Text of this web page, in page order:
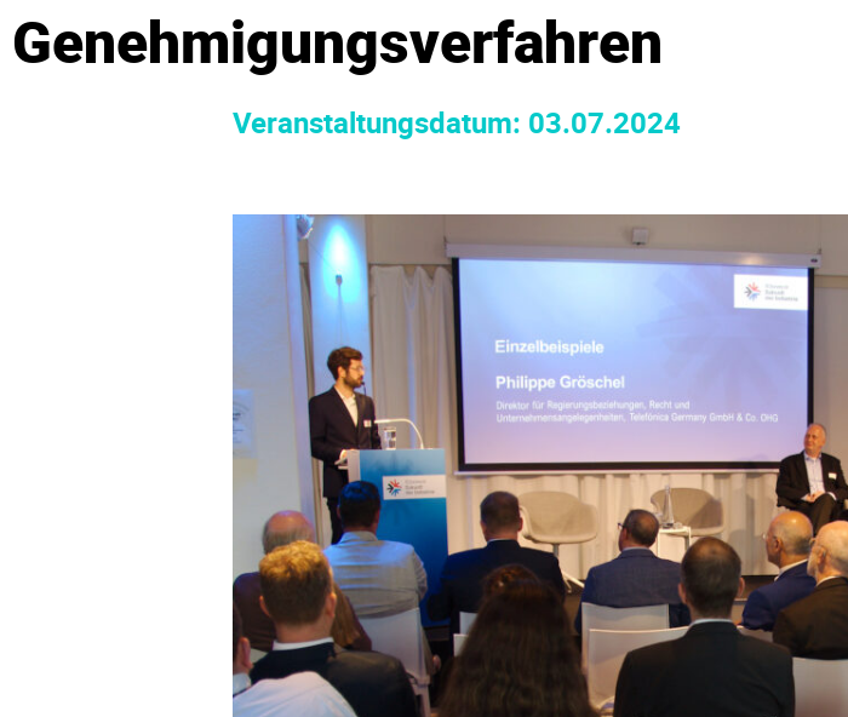
Genehmigungsverfahren
Veranstaltungsdatum: 03.07.2024